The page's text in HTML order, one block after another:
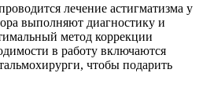
лечение астигматизма у
выполняют диагностику и
метод коррекции
в работу включаются
чтобы подарить